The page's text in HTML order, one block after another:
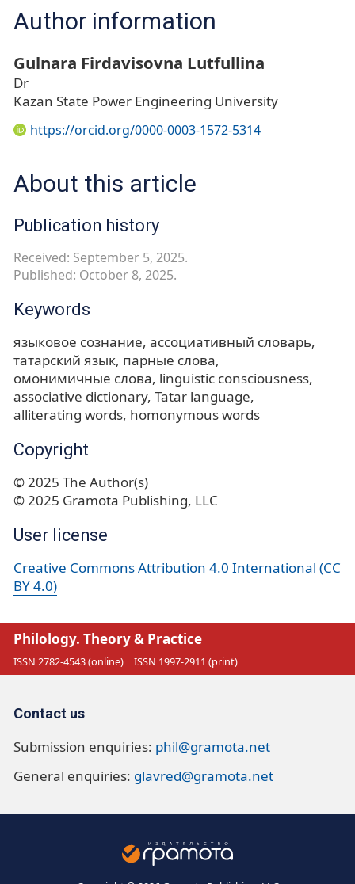
Author information
Gulnara Firdavisovna Lutfullina
Dr
Kazan State Power Engineering University
https://orcid.org/0000-0003-1572-5314
About this article
Publication history
Received: September 5, 2025.
Published: October 8, 2025.
Keywords
языковое сознание ассоциативный словарь
татарский язык парные слова
омонимичные слова linguistic consciousness
associative dictionary Tatar language
alliterating words homonymous words
Copyright
© 2025 The Author(s)
© 2025 Gramota Publishing, LLC
User license
Creative Commons Attribution 4.0 International (CC
BY 4.0)
Philology. Theory & Practice
ISSN 2782-4543 (online) ISSN 1997-2911 (print)
Contact us
Submission enquiries: phil@gramota.net
General enquiries: glavred@gramota.net